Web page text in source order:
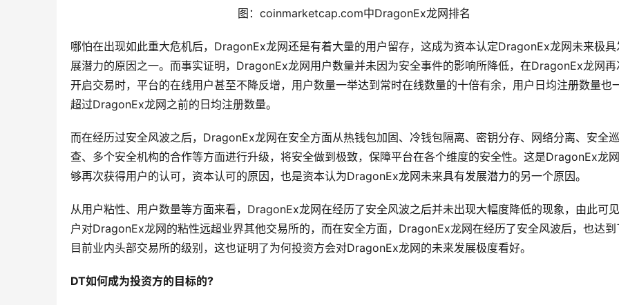
图：coinmarketcap.com中DragonEx龙网排名
哪怕在出现如此重大危机后，DragonEx龙网还是有着大量的用户留存，这成为资本认定DragonEx龙网未来极具
展潜力的原因之一。而事实证明，DragonEx龙网用户数量并未因为安全事件的影响所降低，在DragonEx龙网再
开启交易时，平台的在线用户甚至不降反增，用户数量一举达到常时在线数量的十倍有余，用户日均注册数量也
超过DragonEx龙网之前的日均注册数量。
而在经历过安全风波之后，DragonEx龙网在安全方面从热钱包加固、冷钱包隔离、密钥分存、网络分离、安全巡
查、多个安全机构的合作等方面进行升级，将安全做到极致，保障平台在各个维度的安全性。这是DragonEx龙
够再次获得用户的认可，资本认可的原因，也是资本认为DragonEx龙网未来具有发展潜力的另一个原因。
从用户粘性、用户数量等方面来看，DragonEx龙网在经历了安全风波之后并未出现大幅度降低的现象，由此可
户对DragonEx龙网的粘性远超业界其他交易所的，而在安全方面，DragonEx龙网在经历了安全风波后，也达到
目前业内头部交易所的级别，这也证明了为何投资方会对DragonEx龙网的未来发展极度看好。
DT如何成为投资方的目标的?